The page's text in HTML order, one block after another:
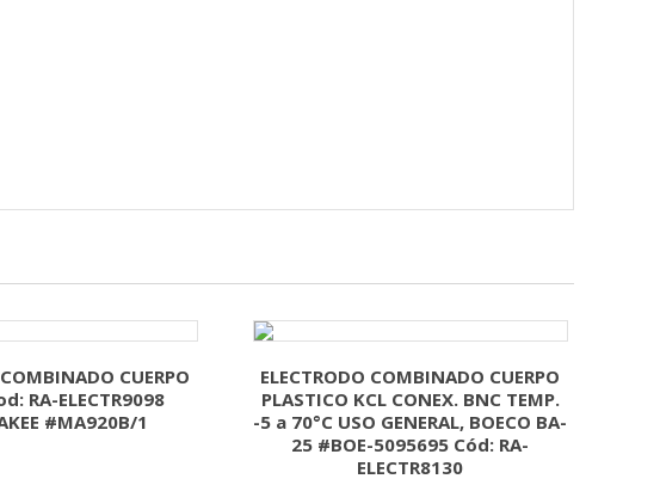
CUERPO
RA-ELECTR9098
#MA920B/1
ELECTRODO COMBINADO CUERPO
PLASTICO KCL CONEX. BNC TEMP.
-5 a 70°C USO GENERAL, BOECO BA-
25 #BOE-5095695 Cód: RA-
ELECTR8130